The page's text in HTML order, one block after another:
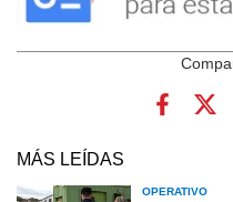
MÁS LEÍDAS
OPERATIVO